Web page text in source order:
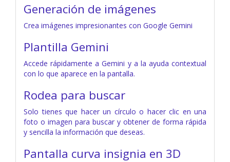
Generación de imágenes
Crea imágenes impresionantes con Google Gemini
Plantilla Gemini
Accede rápidamente a Gemini y a la ayuda contextual
con lo que aparece en la pantalla.
Rodea para buscar
Solo tienes que hacer un círculo o hacer clic en una
foto o imagen para buscar y obtener de forma rápida
y sencilla la información que deseas.
Pantalla curva insignia en 3D